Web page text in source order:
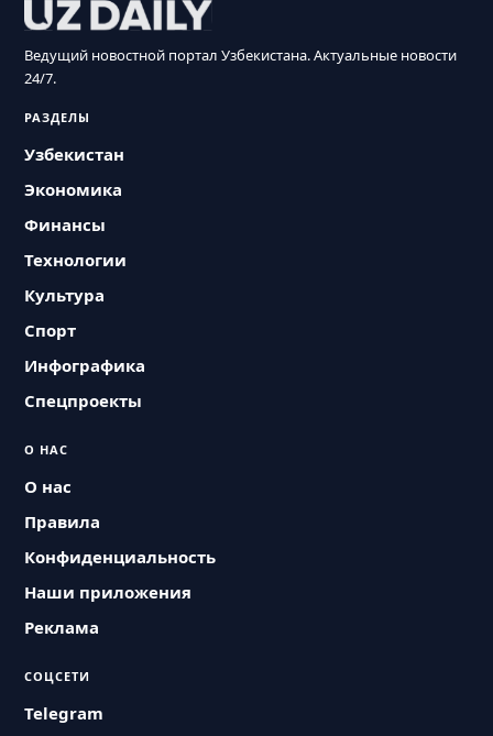
Ведущий новостной портал Узбекистана. Актуальные новости
24/7.
РАЗДЕЛЫ
Узбекистан
Экономика
Финансы
Технологии
Культура
Спорт
Инфографика
Спецпроекты
О НАС
О нас
Правила
Конфиденциальность
Наши приложения
Реклама
СОЦСЕТИ
Telegram